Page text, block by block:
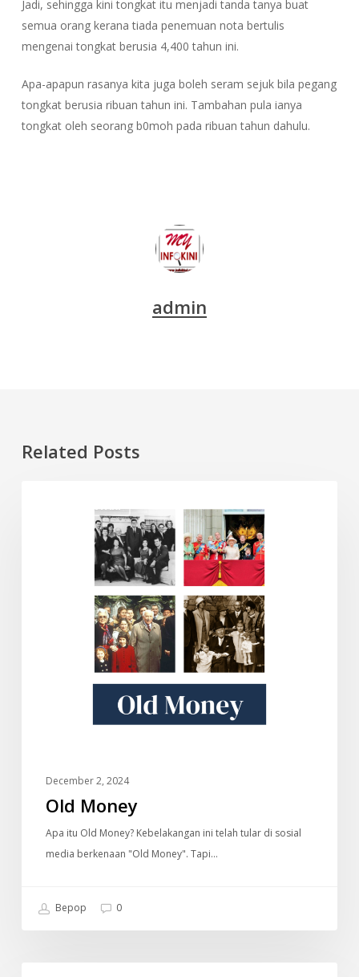
Jadi, sehingga kini tongkat itu menjadi tanda tanya buat
semua orang kerana tiada penemuan nota bertulis
mengenai tongkat berusia 4,400 tahun ini.
Apa-apapun rasanya kita juga boleh seram sejuk bila pegang
tongkat berusia ribuan tahun ini. Tambahan pula ianya
tongkat oleh seorang b0moh pada ribuan tahun dahulu.
admin
Related Posts
DOKUMENTARI
December 2, 2024
Old Money
Apa itu Old Money? Kebelakangan ini telah tular di sosial
media berkenaan "Old Money". Tapi…
Bepop 0